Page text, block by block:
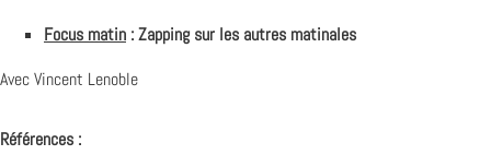
Focus matin : Zapping sur les autres matinales
Avec Vincent Lenoble
Références :